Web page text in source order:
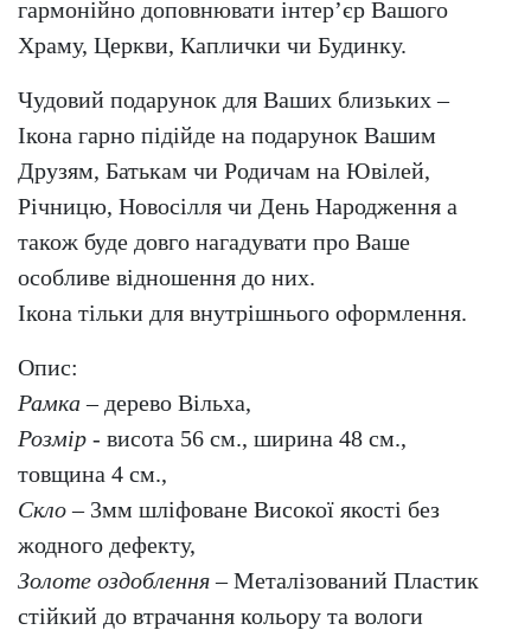
гармонійно доповнювати інтер’єр Вашого
Храму, Церкви, Каплички чи Будинку.
Чудовий подарунок для Ваших близьких –
Ікона гарно підійде на подарунок Вашим
Друзям, Батькам чи Родичам на Ювілей,
Річницю, Новосілля чи День Народження а
також буде довго нагадувати про Ваше
особливе відношення до них.
Ікона тільки для внутрішнього оформлення.
Опис:
Рамка– дерево Вільха,
Розмір - висота 56 см., ширина 48 см.,
товщина 4 см.,
Скло– 3мм шліфоване Високої якості без
жодного дефекту,
Золоте оздоблення– Металізований Пластик
стійкий до втрачання кольору та вологи